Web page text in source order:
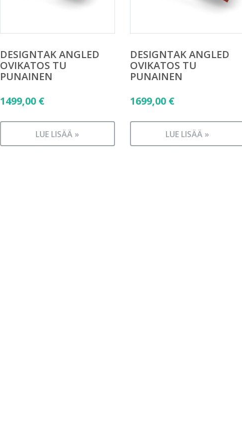
DESIGNTAK ANGLED
OVIKATOS TU
PUNAINEN
1499,00 €
LUE LISÄÄ »
DESIGNTAK ANGLED
OVIKATOS TU
PUNAINEN
1699,00 €
LUE LISÄÄ »